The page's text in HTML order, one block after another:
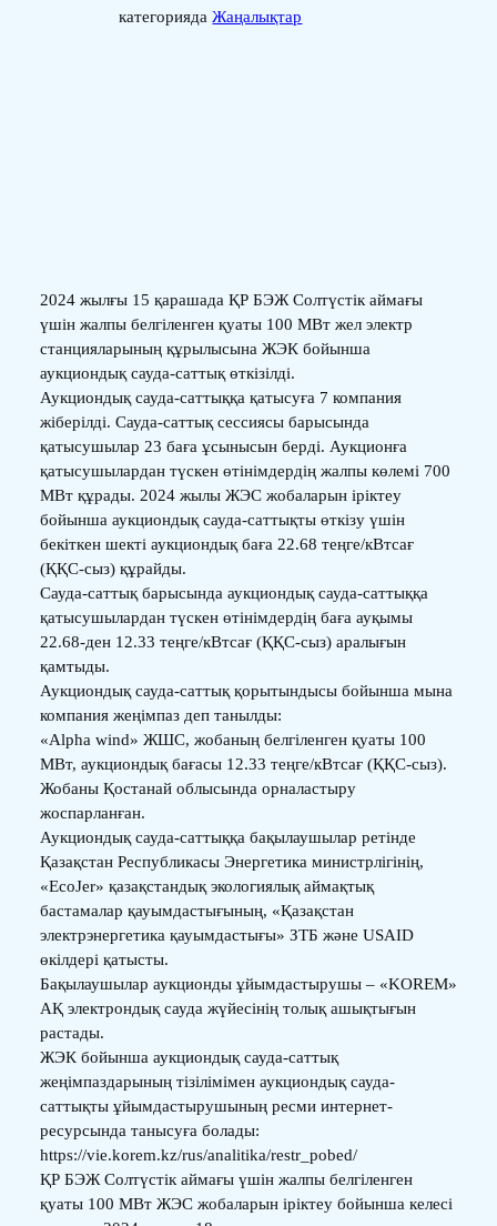
категориядаЖаңалықтар
2024 жылғы 15 қарашада ҚР БЭЖ Солтүстік аймағы
үшін жалпы белгіленген қуаты 100 МВт жел электр
станцияларының құрылысына ЖЭК бойынша
аукциондық сауда-саттық өткізілді.
Аукциондық сауда-саттыққа қатысуға 7 компания
жіберілді. Сауда-саттық сессиясы барысында
қатысушылар 23 баға ұсынысын берді. Аукционға
қатысушылардан түскен өтінімдердің жалпы көлемі 700
МВт құрады. 2024 жылы ЖЭС жобаларын іріктеу
бойынша аукциондық сауда-саттықты өткізу үшін
бекіткен шекті аукциондық баға 22.68 теңге/кВтсағ
(ҚҚС-сыз) құрайды.
Сауда-саттық барысында аукциондық сауда-саттыққа
қатысушылардан түскен өтінімдердің баға ауқымы
22.68-ден 12.33 теңге/кВтсағ (ҚҚС-сыз) аралығын
қамтыды.
Аукциондық сауда-саттық қорытындысы бойынша мына
компания жеңімпаз деп танылды:
«Alpha wind» ЖШС, жобаның белгіленген қуаты 100
МВт, аукциондық бағасы 12.33 теңге/кВтсағ (ҚҚС-сыз).
Жобаны Қостанай облысында орналастыру
жоспарланған.
Аукциондық сауда-саттыққа бақылаушылар ретінде
Қазақстан Республикасы Энергетика министрлігінің,
«EcoJer» қазақстандық экологиялық аймақтық
бастамалар қауымдастығының, «Қазақстан
электрэнергетика қауымдастығы» ЗТБ және USAID
өкілдері қатысты.
Бақылаушылар аукционды ұйымдастырушы – «KOREM»
АҚ электрондық сауда жүйесінің толық ашықтығын
растады.
ЖЭК бойынша аукциондық сауда-саттық
жеңімпаздарының тізілімімен аукциондық сауда-
саттықты ұйымдастырушының ресми интернет-
ресурсында танысуға болады:
https://vie.korem.kz/rus/analitika/restr_pobed/
ҚР БЭЖ Солтүстік аймағы үшін жалпы белгіленген
қуаты 100 МВт ЖЭС жобаларын іріктеу бойынша келесі